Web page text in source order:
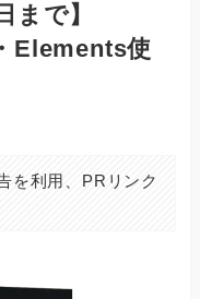
まで】
Elements使
を利用、PRリンク